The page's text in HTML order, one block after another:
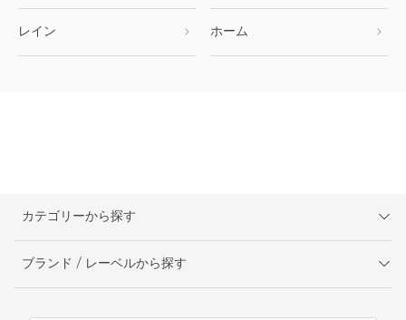
レイン ホーム
カテゴリーから探す
ブランド / レーベルから探す